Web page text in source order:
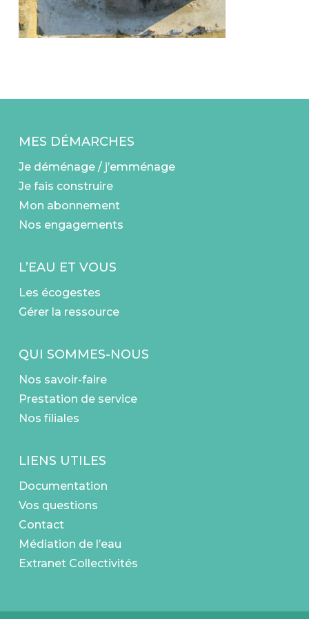
MES DÉMARCHES
Je déménage / j’emménage
Je fais construire
Mon abonnement
Nos engagements
L’EAU ET VOUS
Les écogestes
Gérer la ressource
QUI SOMMES-NOUS
Nos savoir-faire
Prestation de service
Nos filiales
LIENS UTILES
Documentation
Vos questions
Contact
Médiation de l’eau
Extranet Collectivités